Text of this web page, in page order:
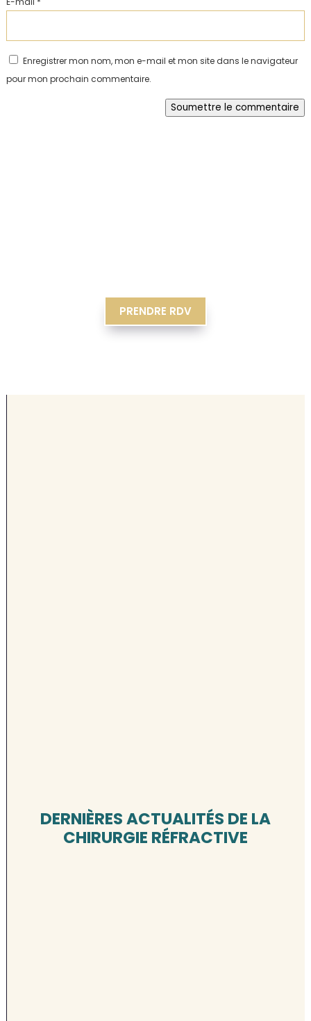
Enregistrer mon nom, mon e-mail et mon site dans le navigateur
pour mon prochain commentaire.
Soumettre le commentaire
PRENDRE RDV
DERNIÈRES ACTUALITÉS DE LA
CHIRURGIE RÉFRACTIVE